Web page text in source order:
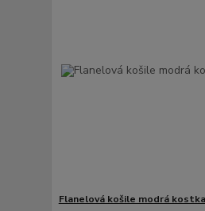
Flanelová košile modrá